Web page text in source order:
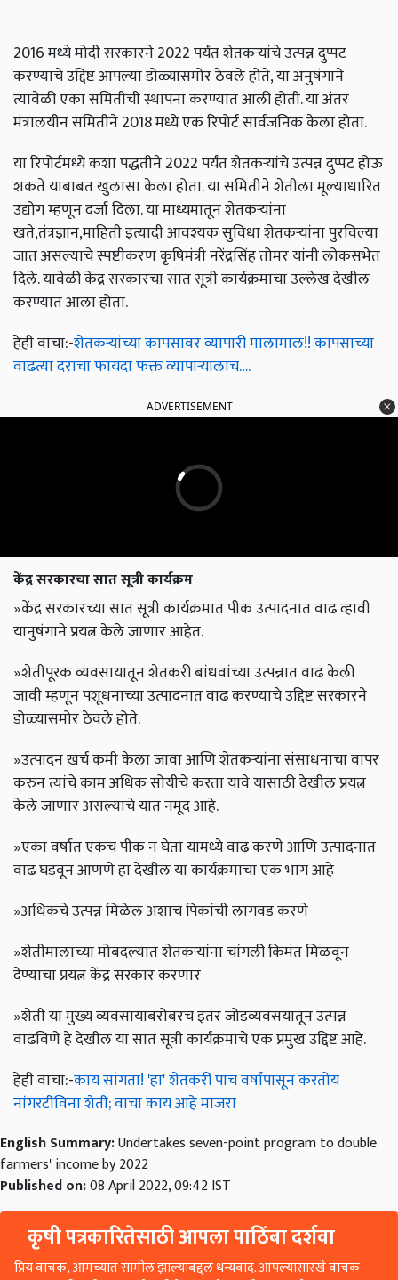
2016 मध्ये मोदी सरकारने 2022 पर्यंत शेतकऱ्यांचे उत्पन्न दुप्पट
करण्याचे उद्दिष्ट आपल्या डोळ्यासमोर ठेवले होते, या अनुषंगाने
त्यावेळी एका समितीची स्थापना करण्यात आली होती. या अंतर
मंत्रालयीन समितीने 2018 मध्ये एक रिपोर्ट सार्वजनिक केला होता.
या रिपोर्टमध्ये कशा पद्धतीने 2022 पर्यंत शेतकऱ्यांचे उत्पन्न दुप्पट होऊ
शकते याबाबत खुलासा केला होता. या समितीने शेतीला मूल्याधारित
उद्योग म्हणून दर्जा दिला. या माध्यमातून शेतकऱ्यांना
खते,तंत्रज्ञान,माहिती इत्यादी आवश्यक सुविधा शेतकऱ्यांना पुरविल्या
जात असल्याचे स्पष्टीकरण कृषिमंत्री नरेंद्रसिंह तोमर यांनी लोकसभेत
दिले. यावेळी केंद्र सरकारचा सात सूत्री कार्यक्रमाचा उल्लेख देखील
करण्यात आला होता.
हेही वाचा:-शेतकऱ्यांच्या कापसावर व्यापारी मालामाल!! कापसाच्या
वाढत्या दराचा फायदा फक्त व्यापाऱ्यालाच….
ADVERTISEMENT
केंद्र सरकारचा सात सूत्री कार्यक्रम
»केंद्र सरकारच्या सात सूत्री कार्यक्रमात पीक उत्पादनात वाढ व्हावी
यानुषंगाने प्रयत्न केले जाणार आहेत.
»शेतीपूरक व्यवसायातून शेतकरी बांधवांच्या उत्पन्नात वाढ केली
जावी म्हणून पशूधनाच्या उत्पादनात वाढ करण्याचे उद्दिष्ट सरकारने
डोळ्यासमोर ठेवले होते.
»उत्पादन खर्च कमी केला जावा आणि शेतकऱ्यांना संसाधनाचा वापर
करुन त्यांचे काम अधिक सोयीचे करता यावे यासाठी देखील प्रयत्न
केले जाणार असल्याचे यात नमूद आहे.
»एका वर्षात एकच पीक न घेता यामध्ये वाढ करणे आणि उत्पादनात
वाढ घडवून आणणे हा देखील या कार्यक्रमाचा एक भाग आहे
»अधिकचे उत्पन्न मिळेल अशाच पिकांची लागवड करणे
»शेतीमालाच्या मोबदल्यात शेतकऱ्यांना चांगली किमंत मिळवून
देण्याचा प्रयत्न केंद्र सरकार करणार
»शेती या मुख्य व्यवसायाबरोबरच इतर जोडव्यवसयातून उत्पन्न
वाढविणे हे देखील या सात सूत्री कार्यक्रमाचे एक प्रमुख उद्दिष्ट आहे.
हेही वाचा:-काय सांगता! 'हा' शेतकरी पाच वर्षांपासून करतोय
नांगरटीविना शेती; वाचा काय आहे माजरा
English Summary:Undertakes seven-point program to double
farmers' income by 2022
Published on:08 April 2022, 09:42 IST
कृषी पत्रकारितेसाठी आपला पाठिंबा दर्शवा
प्रिय वाचक, आमच्यात सामील झाल्याबद्दल धन्यवाद. आपल्यासारखे वाचक